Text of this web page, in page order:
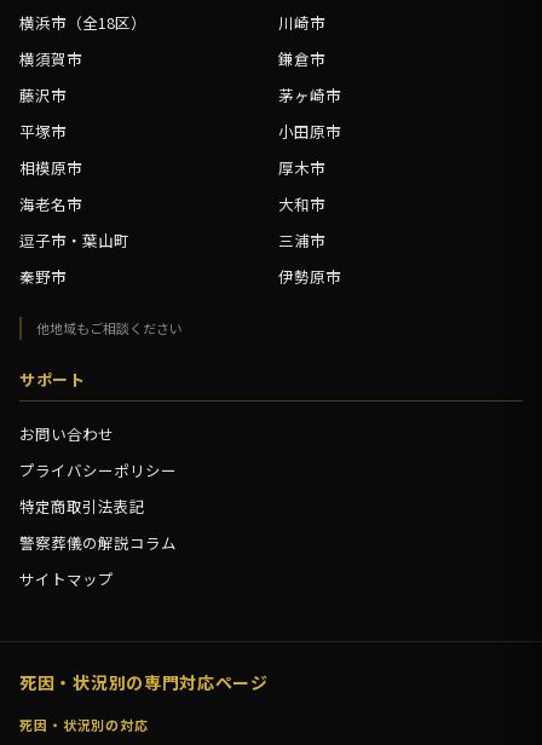
横浜市（全18区）
川崎市
横須賀市
鎌倉市
藤沢市
茅ヶ崎市
平塚市
小田原市
相模原市
厚木市
海老名市
大和市
逗子市・葉山町
三浦市
秦野市
伊勢原市
他地域もご相談ください
サポート
お問い合わせ
プライバシーポリシー
特定商取引法表記
警察葬儀の解説コラム
サイトマップ
死因・状況別の専門対応ページ
死因・状況別の対応